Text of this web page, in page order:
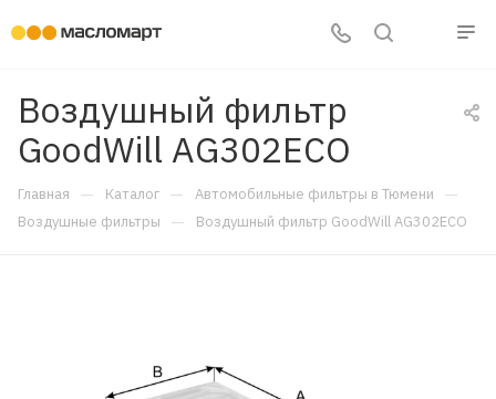
Воздушный фильтр
GoodWill AG302ECO
Главная — Каталог — Автомобильные фильтры в Тюмени —
Воздушные фильтры — Воздушный фильтр GoodWill AG302ECO